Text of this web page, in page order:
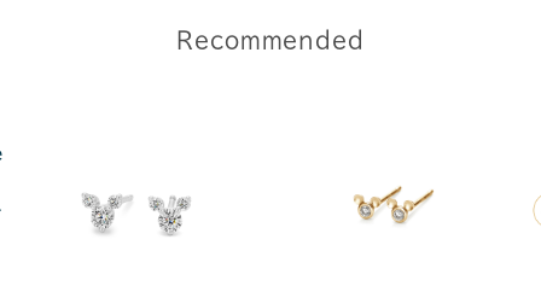
Recommended